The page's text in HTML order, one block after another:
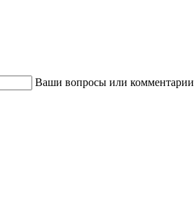
Ваши вопросы или комментарии